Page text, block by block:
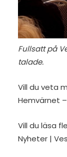
Fullsatt på
talade.
Vill du veta
Hemvärnet
Vill du läsa
Nyheter |